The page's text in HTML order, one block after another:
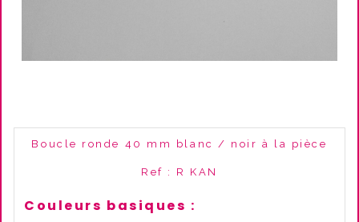
Boucle ronde 40 mm blanc / noir à la pièce
Ref : R KAN
Couleurs basiques :